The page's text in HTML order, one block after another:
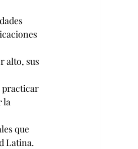
alto, sus
practicar
la
que
Latina.